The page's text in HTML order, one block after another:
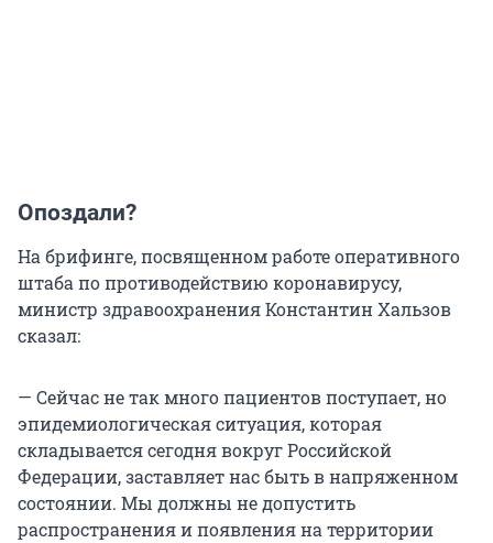
Опоздали?
На брифинге, посвященном работе оперативного
штаба по противодействию коронавирусу,
министр здравоохранения Константин Хальзов
сказал:
— Сейчас не так много пациентов поступает, но
эпидемиологическая ситуация, которая
складывается сегодня вокруг Российской
Федерации, заставляет нас быть в напряженном
состоянии. Мы должны не допустить
распространения и появления на территории